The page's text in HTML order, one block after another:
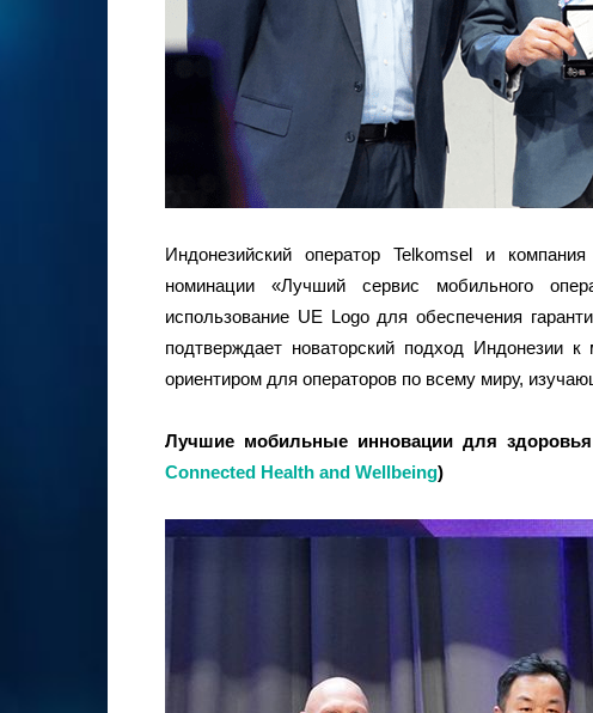
Индонезийский оператор Telkomsel и
номинации «Лучший сервис мобильного
использование UE Logo для обеспечения
подтверждает новаторский подход Индонезии
ориентиром для операторов по всему миру,
Лучшие мобильные инновации для здоровья
Connected Health and Wellbeing)